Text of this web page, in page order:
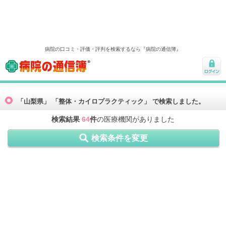
病院の口コミ・評価・評判を検索するなら『病院の通信簿』
病院の通信簿
ログ
「山梨県」 「整体・カイロプラクティック」 で検索しました。
検索結果 64件の医療機関がありました
検索条件を変更